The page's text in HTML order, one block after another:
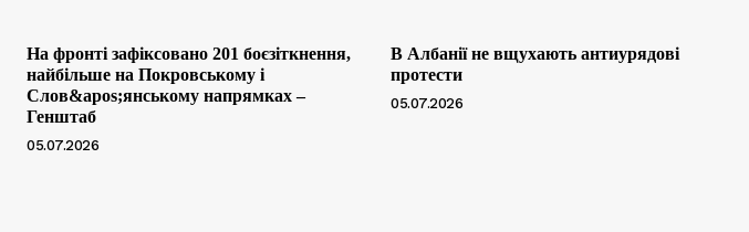
На фронті зафіксовано 201 боєзіткнення,
найбільше на Покровському і
Слов&apos;янському напрямках –
Генштаб
05.07.2026
В Албанії не вщухають антиурядові
протести
05.07.2026